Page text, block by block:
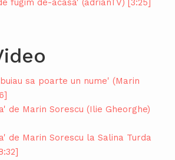
fugim de-acasa' (adrianTV) [3:25]
sa poarte un nume' (Marin
de Marin Sorescu (Ilie Gheorghe)
de Marin Sorescu la Salina Turda